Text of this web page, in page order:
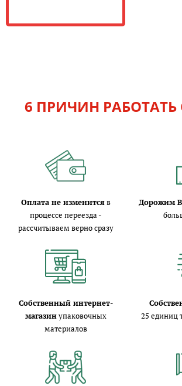
6 ПРИЧИН
Оплата не изменитсяв
процессе переезда -
рассчитываем верно сразу
Дорожим
Собственный интернет-
магазинупаковочных
материалов
25 единиц